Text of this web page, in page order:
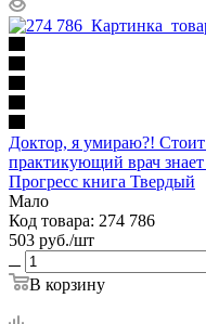
Доктор, я умираю?!
практикующий врач
Прогресс книга Твердый
Мало
Код товара: 274 786
503 руб./шт
В корзину